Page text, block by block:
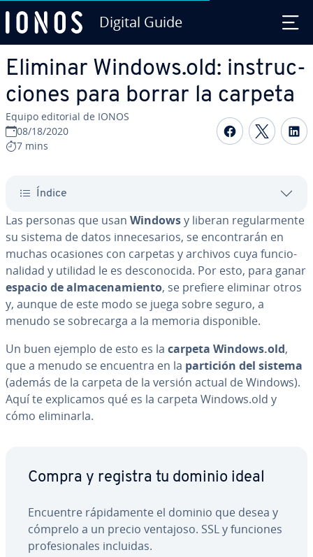
Digital Guide
Eliminar Windows.old: in­s­tru­c­
cio­nes para borrar la carpeta
Equipo editorial de IONOS
08/18/2020
7 mins
Compartir
Índice
Las personas que usan Windowsy liberan re­gu­la­r­me­n­te
su sistema de datos in­ne­ce­sa­rios, se en­co­n­tra­rán en
muchas ocasiones con carpetas y archivos cuya fu­n­cio­
na­li­dad y utilidad le es de­s­co­no­ci­da. Por esto, para ganar
espacio de al­ma­ce­na­mie­n­to, se prefiere eliminar otros
y, aunque de este modo se juega sobre seguro, a
menudo se so­bre­ca­r­ga a la memoria di­s­po­ni­ble.
Un buen ejemplo de esto es la carpeta Windows.old,
que a menudo se encuentra en la partición del sistema
(además de la carpeta de la versión actual de Windows).
Aquí te ex­pli­ca­mos qué es la carpeta Windows.old y
cómo eli­mi­nar­la.
Compra y registra tu dominio ideal
Encuentre rá­pi­da­me­n­te el dominio que desea y
cómprelo a un precio ventajoso. SSL y funciones
pro­fe­sio­na­les incluidas.